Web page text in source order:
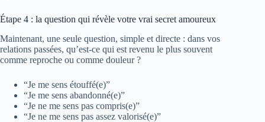
Étape 4 : la question qui révèle votre vrai secret amoureux
Maintenant, une seule question, simple et directe : dans vos
relations passées, qu’est-ce qui est revenu le plus souvent
comme reproche ou comme douleur ?
“Je me sens étouffé(e)”
“Je me sens abandonné(e)”
“Je ne me sens pas compris(e)”
“Je ne me sens pas assez valorisé(e)”